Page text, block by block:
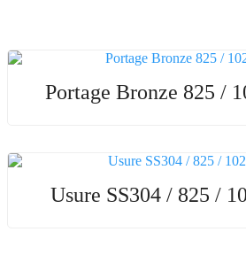
Portage Bronze 825 /
Usure SS304 / 825 /